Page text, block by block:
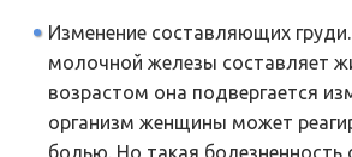
Изменение составляющих
молочной железы составляет
возрастом она подвергается
организм женщины может
болью. Но такая